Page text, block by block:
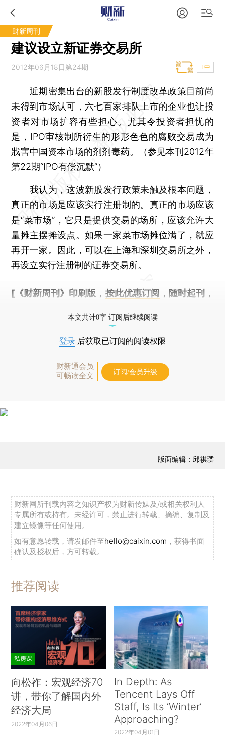
财新周刊
建议设立新证券交易所
2012年06月18日第24期 T中
近期密集出台的新股发行制度改革政策目前尚
未得到市场认可，六七百家排队上市的企业也让投
资者对市场扩容有些担心。尤其令投资者担忧的
是，IPO审核制所衍生的形形色色的腐败交易成为
戕害中国资本市场的剂剂毒药。（参见本刊2012年
第22期“IPO有偿沉默”）
我认为，这波新股发行政策未触及根本问题，
真正的市场是应该实行注册制的。真正的市场应该
是“菜市场”，它只是提供交易的场所，应该允许大
量摊主摆摊设点。如果一家菜市场摊位满了，就应
再开一家。因此，可以在上海和深圳交易所之外，
再设立实行注册制的证券交易所。
[《财新周刊》印刷版， 按此优惠订阅 ，随时起刊，
本文共计0字 订阅后继续阅读
登录 后获取已订阅的阅读权限
财新通会员
可畅读全文
订阅/会员升级
版面编辑：邱祺璞
财新网所刊载内容之知识产权为财新传媒及/或相关权利人
专属所有或持有。未经许可，禁止进行转载、摘编、复制及
建立镜像等任何使用。
如有意愿转载，请发邮件至hello@caixin.com ，获得书面
确认及授权后，方可转载。
推荐阅读
私房课
向松祚：宏观经济70
讲，带你了解国内外
经济大局
2022年04月06日
In Depth: As
Tencent Lays Off
Staff, Is Its ‘Winter’
Approaching?
2022年04月01日